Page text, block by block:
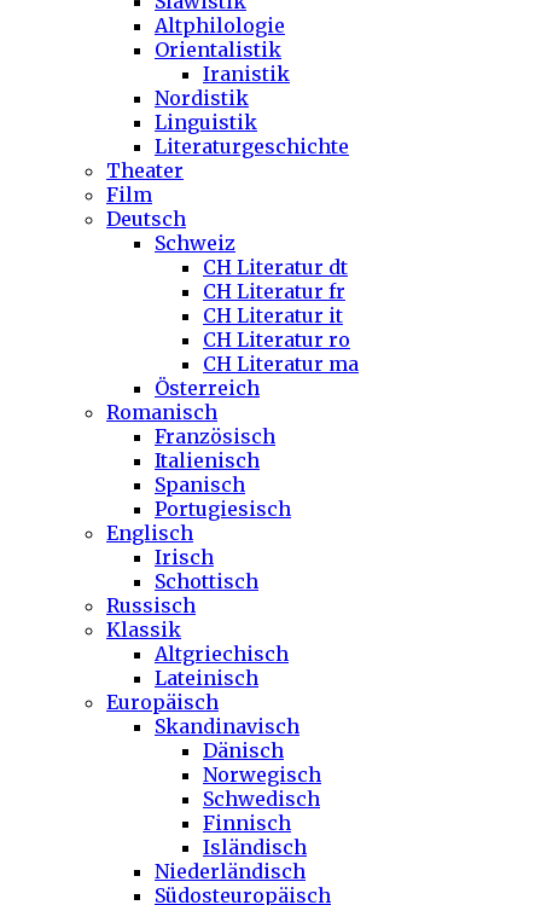
Altphilologie
Orientalistik
Iranistik
Nordistik
Linguistik
Literaturgeschichte
Theater
Film
Deutsch
Schweiz
CH Literatur dt
CH Literatur fr
CH Literatur it
CH Literatur ro
CH Literatur ma
Österreich
Romanisch
Französisch
Italienisch
Spanisch
Portugiesisch
Englisch
Irisch
Schottisch
Russisch
Klassik
Altgriechisch
Lateinisch
Europäisch
Skandinavisch
Dänisch
Norwegisch
Schwedisch
Finnisch
Isländisch
Niederländisch
Südosteuropäisch